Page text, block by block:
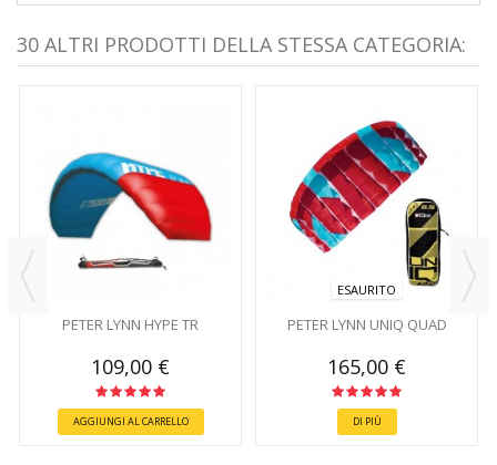
30 ALTRI PRODOTTI DELLA STESSA CATEGORIA:
PETER LYNN HYPE TR
109,00 €
AGGIUNGI AL CARRELLO
ESAURITO
PETER LYNN UNIQ QUAD
165,00 €
DI PIÙ